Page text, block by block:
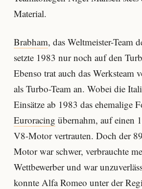
Material.
Brabham, das Weltmeister-Team
setzte 1983 nur noch auf den
Ebenso trat auch das Werksteam
als Turbo-Team an. Wobei die
Einsätze ab 1983 das ehemalige
Euroracing übernahm, auf einen
V8-Motor vertrauten. Doch der
Motor war schwer, verbrauchte
Wettbewerber und war
konnte Alfa Romeo unter der